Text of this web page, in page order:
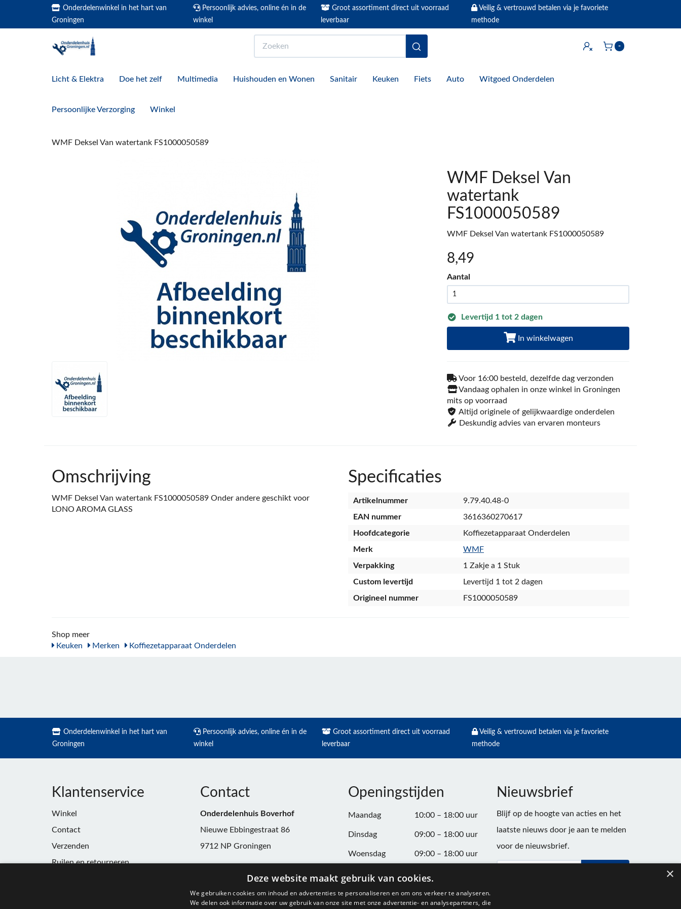
Onderdelenwinkel in het hart van
Groningen
Persoonlijk advies, online én in de
winkel
Groot assortiment direct uit voorraad
leverbaar
Veilig & vertrouwd betalen via je favoriete
methode
Inloggen -
Licht & Elektra Doe het zelf Multimedia Huishouden en Wonen Sanitair Keuken Fiets Auto Witgoed Onderdelen
Persoonlijke Verzorging Winkel
WMF Deksel Van watertank FS1000050589
WMF Deksel Van
watertank
FS1000050589
WMF Deksel Van watertank FS1000050589
8,49
Aantal
Levertijd 1 tot 2 dagen
In winkelwagen
Voor 16:00 besteld, dezelfde dag verzonden
Vandaag ophalen in onze winkel in Groningen
mits op voorraad
Altijd originele of gelijkwaardige onderdelen
Deskundig advies van ervaren monteurs
Omschrijving
WMF Deksel Van watertank FS1000050589 Onder andere geschikt voor
LONO AROMA GLASS
Specificaties
Artikelnummer
9.79.40.48-0
EAN nummer
3616360270617
Hoofdcategorie
Koffiezetapparaat Onderdelen
Merk
WMF
Verpakking
1 Zakje a 1 Stuk
Custom levertijd
Levertijd 1 tot 2 dagen
Origineel nummer
FS1000050589
Shop meer
Keuken
Merken Koffiezetapparaat Onderdelen
Onderdelenwinkel in het hart van
Groningen
Persoonlijk advies, online én in de
winkel
Groot assortiment direct uit voorraad
leverbaar
Veilig & vertrouwd betalen via je favoriete
methode
Klantenservice
Winkel
Contact
Verzenden
Ruilen en retourneren
Contact
Onderdelenhuis Boverhof
Nieuwe Ebbingestraat 86
9712 NP Groningen
winkel@onderdelenhuisgroningen.nl
Openingstijden
Maandag 10:00 – 18:00 uur
Dinsdag 09:00 – 18:00 uur
Woensdag 09:00 – 18:00 uur
Donderdag 09:00 – 20:00 uur
Vrijdag 09:00 – 18:00 uur
Nieuwsbrief
Blijf op de hoogte van acties en het
laatste nieuws door je aan te melden
voor de nieuwsbrief.
×
Deze website maakt gebruik van cookies.
We gebruiken cookies om inhoud en advertenties te personaliseren en om ons verkeer te analyseren.
We delen ook informatie over uw gebruik van onze site met onze advertentie- en analysepartners, die